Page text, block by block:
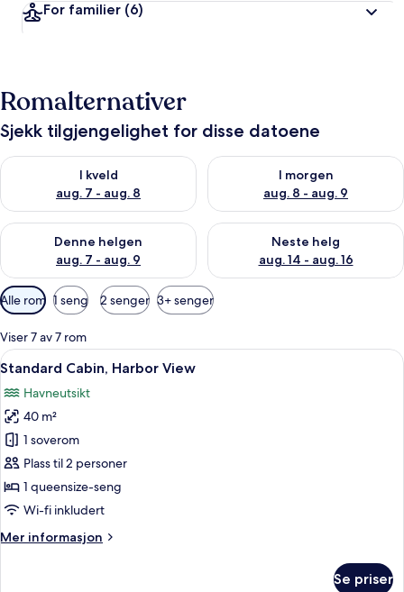
For familier (6)
Romalternativer
Sjekk tilgjengelighet for disse datoene
I kveld
aug. 7 - aug. 8
Sjekk tilgjengelighet for i kveld, aug. 7 - aug. 8
I morgen
aug. 8 - aug. 9
Sjekk tilgjengelighet for i
Denne helgen
aug. 7 - aug. 9
Sjekk tilgjengelighet for denne helgen, aug. 7 - aug. 9
Neste helg
aug. 14 - aug. 16
Sjekk tilgjengelighet for neste
Tilgjengelige
filtre
for
rom
Alle rom 1 seng 2 senger 3+ senger
Viser 7 av 7 rom
Åpne
alle
bildene
av
Standard
Cabin,
Harbor
View
Standard Cabin, Harbor View |
7
Standard Cabin, Harbor View
Havneutsikt
40 m²
1 soverom
Plass til 2 personer
1 queensize-seng
Wi-fi inkludert
Mer informasjon
Mer
Se priser